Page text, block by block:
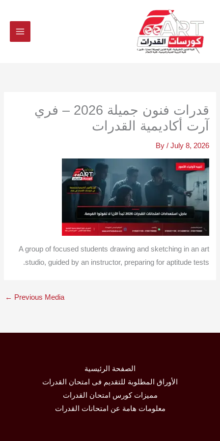
قدرات فنون جميلة 2026 – فري
آرت أكاديمية القدرات
By / July 8, 2026
A group of focused students drawing and sketching in an art
studio, guided by an instructor, preparing for aptitude tests.
← Previous Media
الصفحة الرئيسية
الأوراق المطلوبة للتقديم فى امتحان القدرات
مميزات كورس امتحان القدرات
معلومات هامة عن امتحانات القدرات